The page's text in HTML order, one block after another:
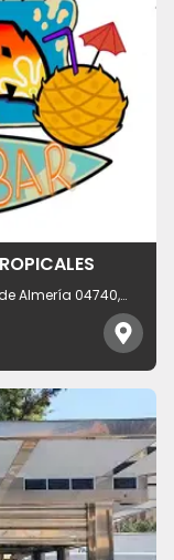
Almería 04740,